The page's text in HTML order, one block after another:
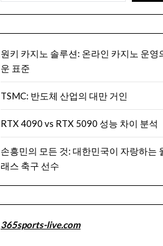
원키 카지노 솔루션: 온라인 카지노 운영
운 표준
TSMC: 반도체 산업의 대만 거인
RTX 4090 vs RTX 5090 성능 차이 분석
손흥민의 모든 것: 대한민국이 자랑하는
래스 축구 선수
365sports-live.com